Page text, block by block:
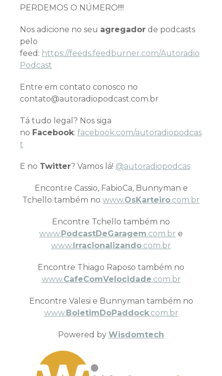
PERDEMOS O NÚMERO!!!!
Nos adicione no seu agregador de podcasts
pelo
feed: https://feeds.feedburner.com/Autoradio
Podcast
Entre em contato conosco no
contato@autoradiopodcast.com.br
Tá tudo legal? Nos siga
no Facebook: facebook.com/autoradiopodcas
t
E no Twitter? Vamos lá! @autoradiopodcas
Encontre Cassio, FabioCa, Bunnyman e
Tchello também no www.OsKarteiro.com.br
Encontre Tchello também no
www. PodcastDeGaragem.com.br e
www. Irracionalizando.com.br
Encontre Thiago Raposo também no
www.CafeComVelocidade.com.br
Encontre Valesi e Bunnyman também no
www. BoletimDoPaddock.com.br
Powered by Wisdomtech